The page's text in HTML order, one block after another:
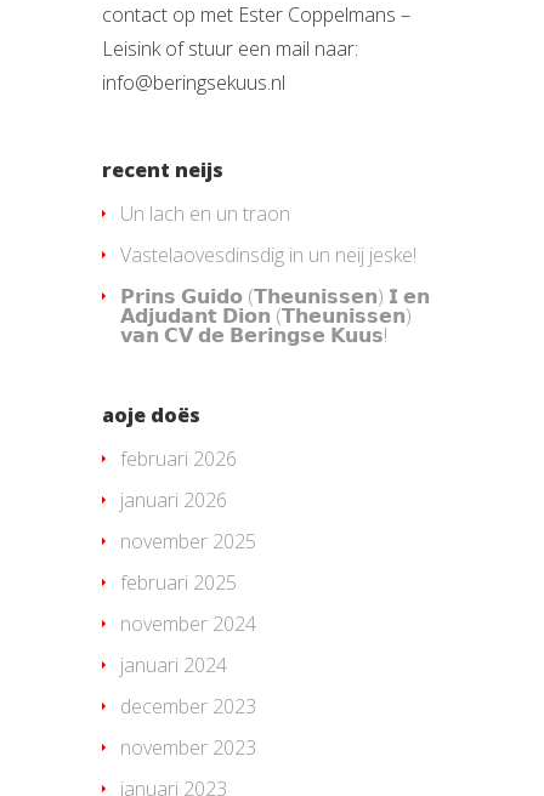
contact op met Ester Coppelmans –
Leisink of stuur een mail naar:
info@beringsekuus.nl
recent neijs
Un lach en un traon
Vastelaovesdinsdig in un neij jeske!
𝗣𝗿𝗶𝗻𝘀 𝗚𝘂𝗶𝗱𝗼 (𝗧𝗵𝗲𝘂𝗻𝗶𝘀𝘀𝗲𝗻) 𝗜 𝗲𝗻
𝗔𝗱𝗷𝘂𝗱𝗮𝗻𝘁 𝗗𝗶𝗼𝗻 (𝗧𝗵𝗲𝘂𝗻𝗶𝘀𝘀𝗲𝗻)
𝘃𝗮𝗻 𝗖𝗩 𝗱𝗲 𝗕𝗲𝗿𝗶𝗻𝗴𝘀𝗲 𝗞𝘂𝘂𝘀!
aoje doës
februari 2026
januari 2026
november 2025
februari 2025
november 2024
januari 2024
december 2023
november 2023
januari 2023